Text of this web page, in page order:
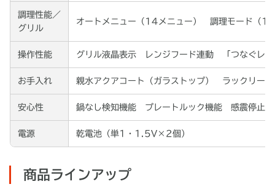
調理性能／
グリル
オートメニュー（14メニュー） 調理モード（
操作性能 グリル液晶表示 レンジフード連動 「つなぐレシ
お手入れ 親水アクアコート（ガラストップ） ラックリー
安心性 鍋なし検知機能 プレートルック機能 感震停止
電源 乾電池（単1・1.5V×2個）
商品ラインアップ